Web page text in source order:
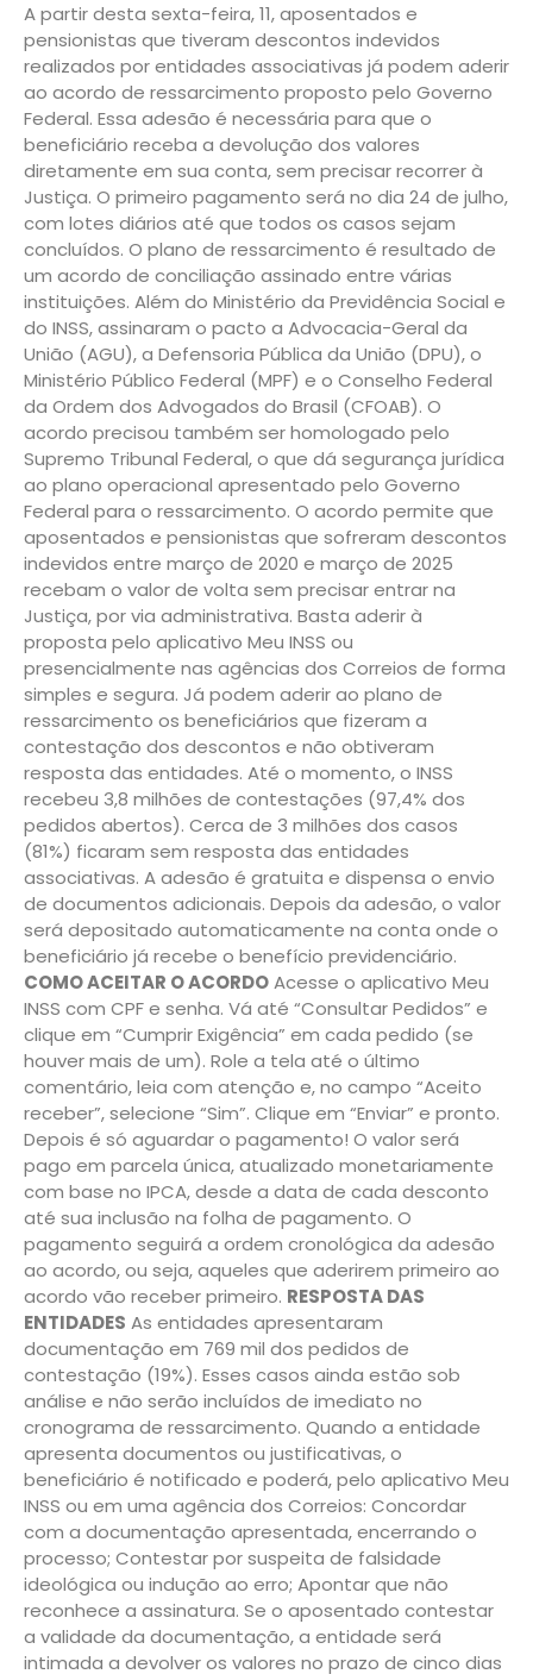
A partir desta sexta-feira, 11, aposentados e
pensionistas que tiveram descontos indevidos
realizados por entidades associativas já podem aderir
ao acordo de ressarcimento proposto pelo Governo
Federal. Essa adesão é necessária para que o
beneficiário receba a devolução dos valores
diretamente em sua conta, sem precisar recorrer à
Justiça. O primeiro pagamento será no dia 24 de julho,
com lotes diários até que todos os casos sejam
concluídos. O plano de ressarcimento é resultado de
um acordo de conciliação assinado entre várias
instituições. Além do Ministério da Previdência Social e
do INSS, assinaram o pacto a Advocacia-Geral da
União (AGU), a Defensoria Pública da União (DPU), o
Ministério Público Federal (MPF) e o Conselho Federal
da Ordem dos Advogados do Brasil (CFOAB). O
acordo precisou também ser homologado pelo
Supremo Tribunal Federal, o que dá segurança jurídica
ao plano operacional apresentado pelo Governo
Federal para o ressarcimento. O acordo permite que
aposentados e pensionistas que sofreram descontos
indevidos entre março de 2020 e março de 2025
recebam o valor de volta sem precisar entrar na
Justiça, por via administrativa. Basta aderir à
proposta pelo aplicativo Meu INSS ou
presencialmente nas agências dos Correios de forma
simples e segura. Já podem aderir ao plano de
ressarcimento os beneficiários que fizeram a
contestação dos descontos e não obtiveram
resposta das entidades. Até o momento, o INSS
recebeu 3,8 milhões de contestações (97,4% dos
pedidos abertos). Cerca de 3 milhões dos casos
(81%) ficaram sem resposta das entidades
associativas. A adesão é gratuita e dispensa o envio
de documentos adicionais. Depois da adesão, o valor
será depositado automaticamente na conta onde o
beneficiário já recebe o benefício previdenciário.
COMO ACEITAR O ACORDOAcesse o aplicativo Meu
INSS com CPF e senha. Vá até “Consultar Pedidos” e
clique em “Cumprir Exigência” em cada pedido (se
houver mais de um). Role a tela até o último
comentário, leia com atenção e, no campo “Aceito
receber”, selecione “Sim”. Clique em “Enviar” e pronto.
Depois é só aguardar o pagamento! O valor será
pago em parcela única, atualizado monetariamente
com base no IPCA, desde a data de cada desconto
até sua inclusão na folha de pagamento. O
pagamento seguirá a ordem cronológica da adesão
ao acordo, ou seja, aqueles que aderirem primeiro ao
acordo vão receber primeiro. RESPOSTA DAS
ENTIDADES As entidades apresentaram
documentação em 769 mil dos pedidos de
contestação (19%). Esses casos ainda estão sob
análise e não serão incluídos de imediato no
cronograma de ressarcimento. Quando a entidade
apresenta documentos ou justificativas, o
beneficiário é notificado e poderá, pelo aplicativo Meu
INSS ou em uma agência dos Correios: Concordar
com a documentação apresentada, encerrando o
processo; Contestar por suspeita de falsidade
ideológica ou indução ao erro; Apontar que não
reconhece a assinatura. Se o aposentado contestar
a validade da documentação, a entidade será
intimada a devolver os valores no prazo de cinco dias